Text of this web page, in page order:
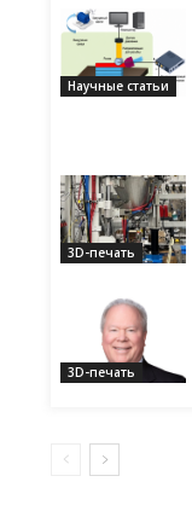
Научные статьи
3D-печать
3D-печать